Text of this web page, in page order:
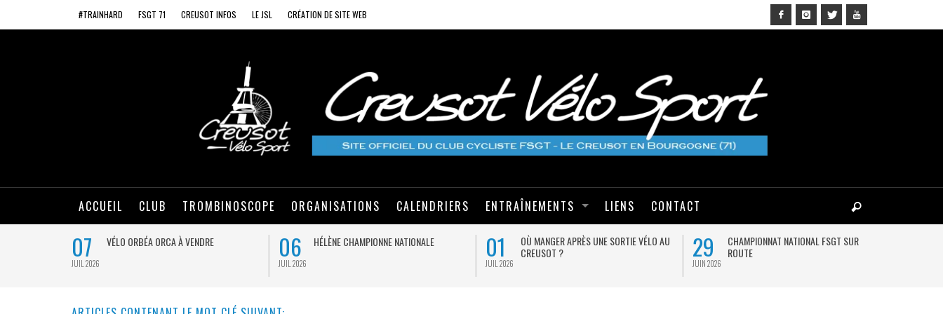
#TRAINHARD FSGT 71 CREUSOT INFOS LE JSL CRÉATION DE SITE WEB
ACCUEIL CLUB TROMBINOSCOPE ORGANISATIONS CALENDRIERS ENTRAÎNEMENTS LIENS CONTACT
07
JUIL 2026
VÉLO ORBÉA ORCA À VENDRE 06
JUIL 2026
HÉLÈNE CHAMPIONNE NATIONALE 01
JUIL 2026
OÙ MANGER APRÈS UNE SORTIE VÉLO AU
CREUSOT ?
29
JUIN 2026
CHAMPIONNAT NATIONAL FSGT SUR
ROUTE